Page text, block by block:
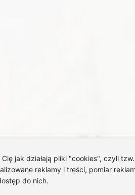
jak działają pliki "cookies", czyli
reklamy i treści, pomiar
do nich.